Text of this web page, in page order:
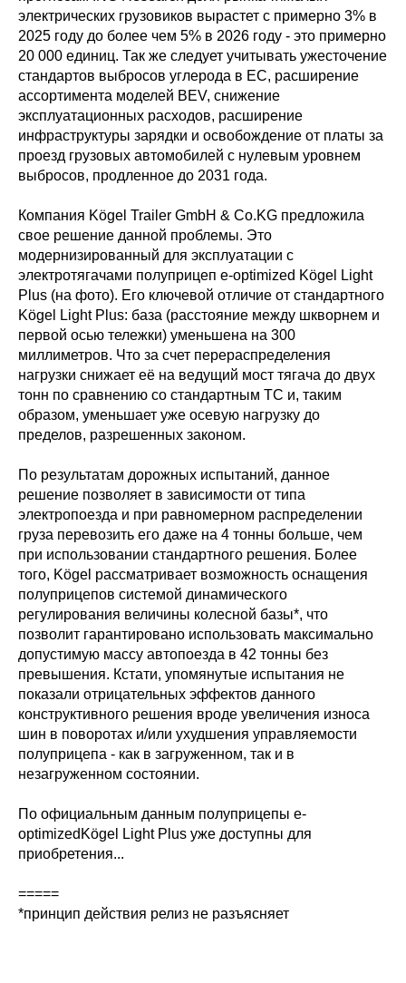
электрических грузовиков вырастет с примерно 3% в
2025 году до более чем 5% в 2026 году - это примерно
20 000 единиц. Так же следует учитывать ужесточение
стандартов выбросов углерода в ЕС, расширение
ассортимента моделей BEV, снижение
эксплуатационных расходов, расширение
инфраструктуры зарядки и освобождение от платы за
проезд грузовых автомобилей с нулевым уровнем
выбросов, продленное до 2031 года.
Компания Kögel Trailer GmbH & Co.KG предложила
свое решение данной проблемы. Это
модернизированный для эксплуатации с
электротягачами полуприцеп e-optimized Kögel Light
Plus (на фото). Его ключевой отличие от стандартного
Kögel Light Plus: база (расстояние между шкворнем и
первой осью тележки) уменьшена на 300
миллиметров. Что за счет перераспределения
нагрузки снижает её на ведущий мост тягача до двух
тонн по сравнению со стандартным ТС и, таким
образом, уменьшает уже осевую нагрузку до
пределов, разрешенных законом.
По результатам дорожных испытаний, данное
решение позволяет в зависимости от типа
электропоезда и при равномерном распределении
груза перевозить его даже на 4 тонны больше, чем
при использовании стандартного решения. Более
того, Kögel рассматривает возможность оснащения
полуприцепов системой динамического
регулирования величины колесной базы*, что
позволит гарантировано использовать максимально
допустимую массу автопоезда в 42 тонны без
превышения. Кстати, упомянутые испытания не
показали отрицательных эффектов данного
конструктивного решения вроде увеличения износа
шин в поворотах и/или ухудшения управляемости
полуприцепа - как в загруженном, так и в
незагруженном состоянии.
По официальным данным полуприцепы e-
optimizedKögel Light Plus уже доступны для
приобретения...
=====
*принцип действия релиз не разъясняет